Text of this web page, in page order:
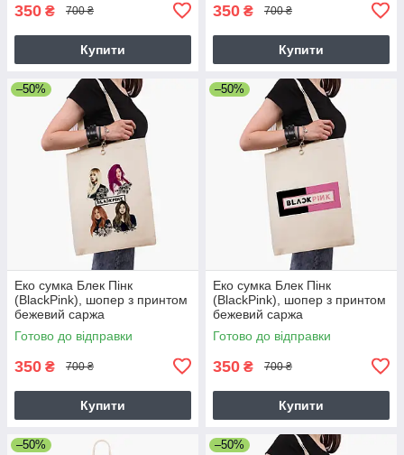
350 ₴ 700 ₴
Купити
350 ₴ 700 ₴
Купити
–50%
Еко сумка Блек Пінк
(BlackPink), шопер з принтом
бежевий саржа
Готово до відправки
350 ₴ 700 ₴
Купити
–50%
Еко сумка Блек Пінк
(BlackPink), шопер з принтом
бежевий саржа
Готово до відправки
350 ₴ 700 ₴
Купити
–50% –50%